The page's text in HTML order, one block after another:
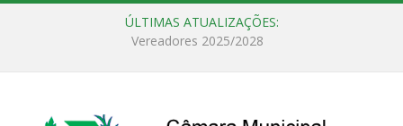
ÚLTIMAS ATUALIZAÇÕES: